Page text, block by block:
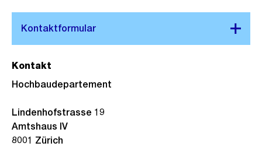
Kontakt
Hochbaudepartement
Lindenhofstrasse 19
Amtshaus IV
8001 Zürich